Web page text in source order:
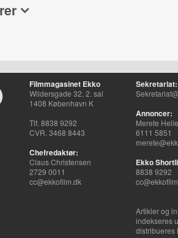
Filmmagasinet Ekko
Wildersgade 32, 2. sal
1408 København K
Tlf. 8838 9292
CVR. 3468 8443
Chefredaktør:
Claus Christensen
2729 0011
cc@ekkofilm.dk
Sekretariat:
Annoncer:
Merete
6111 5851
Ekko
8838 9292
Artikler og
indekseres
distribueres